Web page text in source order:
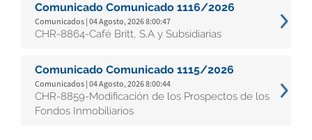
Comunicado Comunicado 1116/2026
Comunicados | 04 Agosto, 2026 8:00:47
CHR-8864-Café Britt, S.A y Subsidiarias
Comunicado Comunicado 1115/2026
Comunicados | 04 Agosto, 2026 8:00:44
CHR-8859-Modificación de los Prospectos de los
Fondos Inmobiliarios